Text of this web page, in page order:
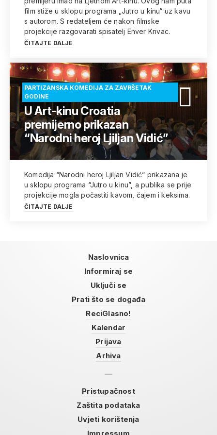
film stiže u sklopu programa „Jutro u kinu“ uz kavu
s autorom. S redateljem će nakon filmske
projekcije razgovarati spisatelj Enver Krivac.
ČITAJTE DALJE
PARTIZANSKA KOMEDIJA ZA ZAVRŠETAK
GODINE
U Art-kinu Croatia
premijerno prikazan
“Narodni heroj Ljiljan Vidić”
Komedija “Narodni heroj Ljiljan Vidić” prikazana je
u sklopu programa “Jutro u kinu”, a publika se prije
projekcije mogla počastiti kavom, čajem i keksima.
ČITAJTE DALJE
Naslovnica
Informiraj se
Uključi se
Prati što se događa
ReciGlasno!
Kalendar
Prijava
Arhiva
Pristupačnost
Zaštita podataka
Uvjeti korištenja